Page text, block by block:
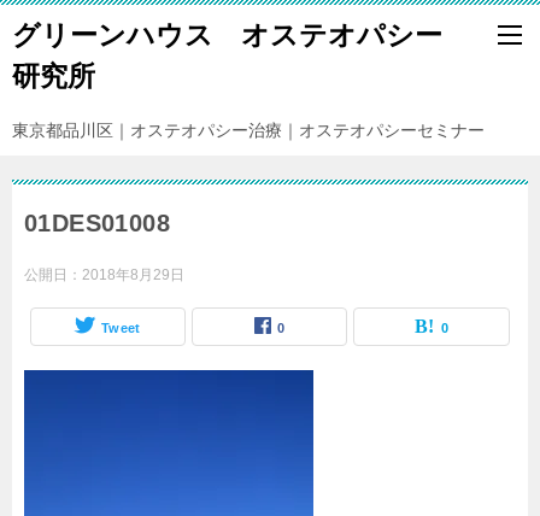
グリーンハウス オステオパシー
研究所
東京都品川区｜オステオパシー治療｜オステオパシーセミナー
01DES01008
公開日： 2018年8月29日
Tweet 0 0